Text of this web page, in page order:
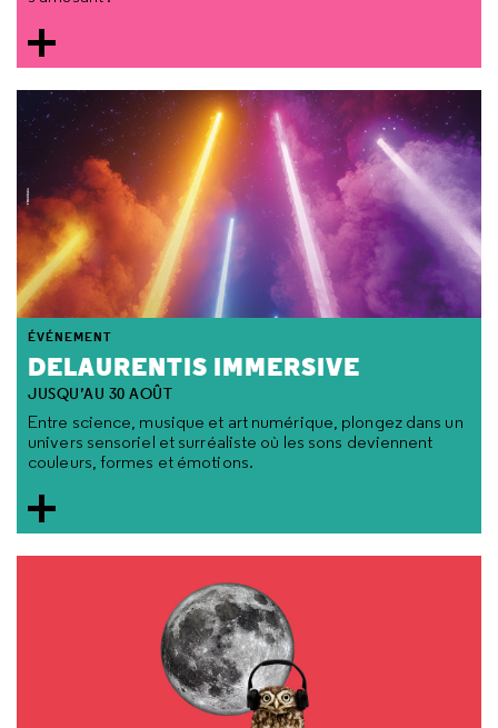
DELAURENTIS IMMERSIVE
ÉVÉNEMENT
JUSQU’AU 30 AOÛT
Entre science, musique et art numérique, plongez dans un
univers sensoriel et surréaliste où les sons deviennent
couleurs, formes et émotions.